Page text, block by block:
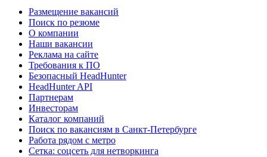
Размещение вакансий
Поиск по резюме
О компании
Наши вакансии
Реклама на сайте
Требования к ПО
Безопасный HeadHunter
HeadHunter API
Партнерам
Инвесторам
Каталог компаний
Поиск по вакансиям в Санкт-Петербурге
Работа рядом с метро
Сетка: соцсеть для нетворкинга